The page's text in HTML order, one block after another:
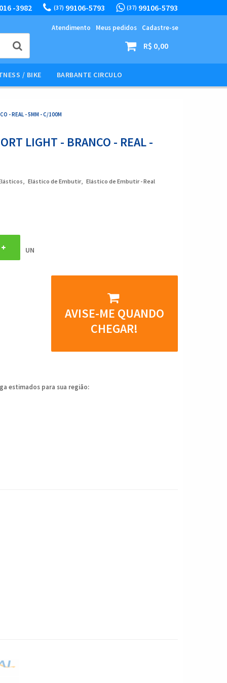
-3982 (37) 99106-5793 (37) 99106-5793
Atendimento Meus pedidos Cadastre-se
R$ 0,00
/ BIKE BARBANTE CIRCULO
- REAL - 5MM - C/100M
LIGHT - BRANCO - REAL -
Elástico de Embutir
Elástico de Embutir - Real
UN
AVISE-ME QUANDO
CHEGAR!
estimados para sua região: